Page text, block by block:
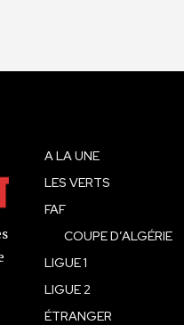
A LA UNE
LES VERTS
FAF
COUPE D’ALGÉRIE
LIGUE 1
LIGUE 2
ÉTRANGER